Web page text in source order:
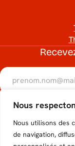
Nous
Nous utilisons des
de navigation,
J’accepte que mon
à notre politique de